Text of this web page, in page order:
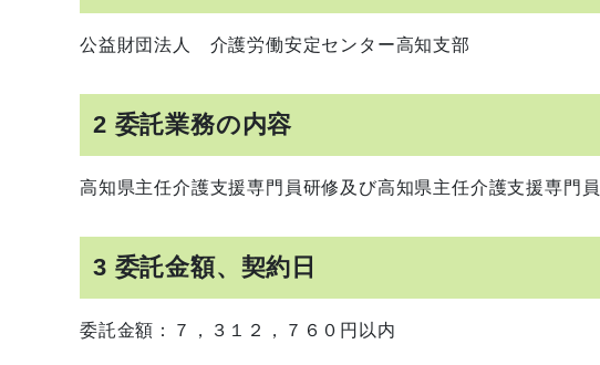
公益財団法人 介護労働安定センター高知支部
2 委託業務の内容
高知県主任介護支援専門員研修及び高知県主任介護支援専門
3 委託金額、契約日
委託金額：７，３１２，７６０円以内